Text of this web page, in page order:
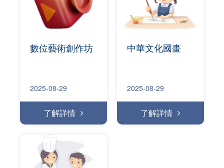
數位藝術創作坊
2025-08-29
了解詳情
中華文化國畫
2025-08-29
了解詳情